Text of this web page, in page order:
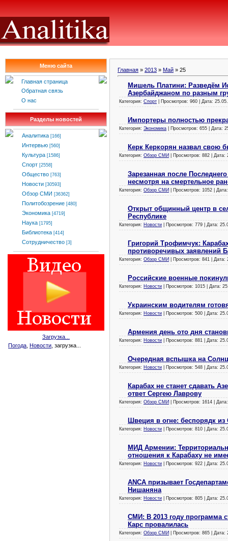
Меню сайта
Главная страница
Обратная связь
О нас
Разделы новостей
Аналитика [166]
Интервью [560]
Культура [1586]
Спорт [2558]
Общество [763]
Новости [30593]
Обзор СМИ [36362]
Политобозрение [480]
Экономика [4719]
Наука [1795]
Библиотека [414]
Сотрудничество [3]
Загрузка...
Погода Новости , загрузка...
Главная » 2013 » Май » 25
Мишель Платини: Разведём
Азербайджаном по разным
Категория: Спорт | Просмотров: 960 | Дата:
Импортеры полностью
Категория: Экономика | Просмотров: 655 | Дата:
Керк Керкорян назвал свою
Категория: Обзор СМИ | Просмотров: 882 | Дата:
Зарезанная после
несмотря на смертельное
Категория: Обзор СМИ | Просмотров: 1052 |
Открыт общинный центр в
Республике
Категория: Новости | Просмотров: 779 | Дата:
Григорий Трофимчук:
противоречивых заявлений
Категория: Обзор СМИ | Просмотров: 841 | Дата:
Российские военные
Категория: Новости | Просмотров: 1015 | Дата:
Украинским водителям
Категория: Новости | Просмотров: 500 | Дата:
Армения день ото дня
Категория: Новости | Просмотров: 881 | Дата:
Очередная вспышка на
Категория: Новости | Просмотров: 548 | Дата:
Карабах не станет сдавать
ответ Сергею Лаврову
Категория: Обзор СМИ | Просмотров: 1614 |
Швеция в огне: беспорядк из
Категория: Новости | Просмотров: 810 | Дата:
МИД Армении:
отношения к Карабаху не
Категория: Новости | Просмотров: 922 | Дата:
ANCA призывает
Нишаняна
Категория: Новости | Просмотров: 805 | Дата:
СМИ: В 2013 году программа
Карс провалилась
Категория: Обзор СМИ | Просмотров: 865 | Дата: